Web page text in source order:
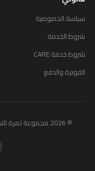
سياسة الخصوصية
شروط الخدمة
شروط خدمة CARE
الفوترة والدفع
©
2026مجموعة ثمرة